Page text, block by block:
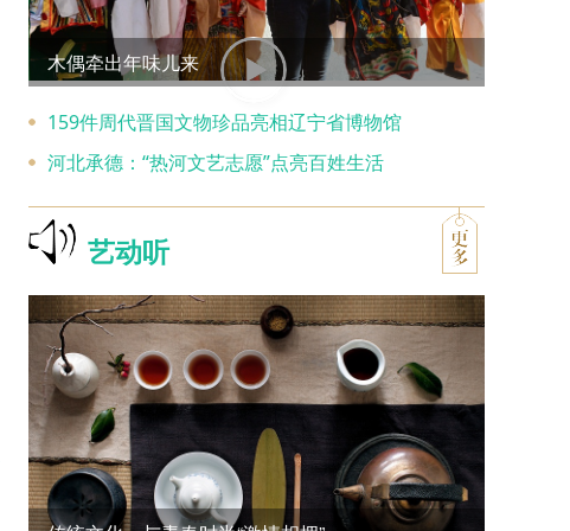
木偶牵出年味儿来
159件周代晋国文物珍品亮相辽宁省博物馆
河北承德：“热河文艺志愿”点亮百姓生活
艺动听